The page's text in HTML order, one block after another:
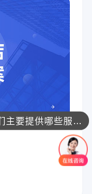
你们主要提供哪些服务？可以根据需求定制吗？